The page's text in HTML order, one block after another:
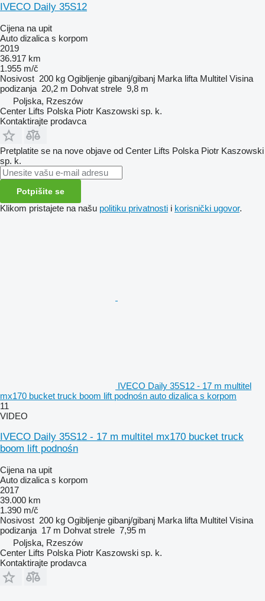
IVECO Daily 35S12
Cijena na upit
Auto dizalica s korpom
2019
36.917 km
1.955 m/č
Nosivost 200 kg Ogibljenje gibanj/gibanj Marka lifta Multitel Visina
podizanja 20,2 m Dohvat strele 9,8 m
Poljska, Rzeszów
Center Lifts Polska Piotr Kaszowski sp. k.
Kontaktirajte prodavca
Pretplatite se na nove objave od Center Lifts Polska Piotr Kaszowski
sp. k.
Potpišite se
Klikom pristajete na našu politiku privatnosti i korisnički ugovor.
IVECO Daily 35S12 - 17 m multitel
mx170 bucket truck boom lift podnośn auto dizalica s korpom
11
VIDEO
IVECO Daily 35S12 - 17 m multitel mx170 bucket truck
boom lift podnośn
Cijena na upit
Auto dizalica s korpom
2017
39.000 km
1.390 m/č
Nosivost 200 kg Ogibljenje gibanj/gibanj Marka lifta Multitel Visina
podizanja 17 m Dohvat strele 7,95 m
Poljska, Rzeszów
Center Lifts Polska Piotr Kaszowski sp. k.
Kontaktirajte prodavca